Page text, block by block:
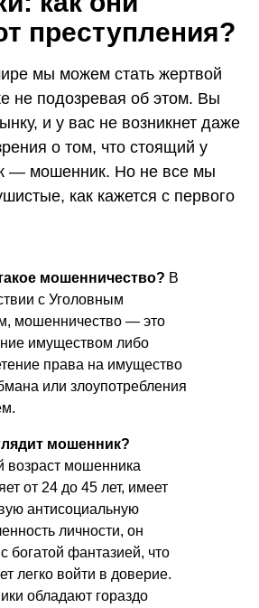
преступления?
мы можем стать жертвой
не подозревая об этом. Вы
и у вас не возникнет даже
о том, что стоящий у
— мошенник. Но не все мы
как кажется с первого
мошенничество? В
с Уголовным
мошенничество — это
имуществом либо
права на имущество
или злоупотребления
мошенник?
возраст мошенника
от 24 до 45 лет, имеет
антисоциальную
личности, он
богатой фантазией, что
легко войти в доверие.
обладают гораздо